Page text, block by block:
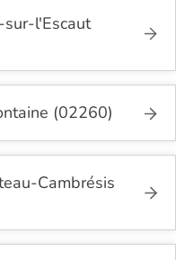
l'Escaut
(02260)
Cambrésis